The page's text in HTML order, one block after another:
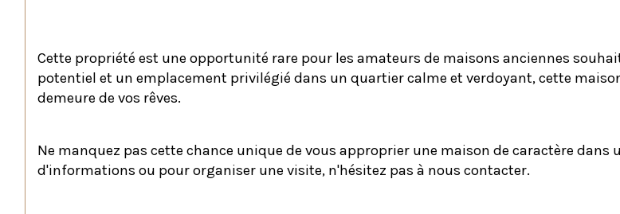
Cette propriété est une opportunité rare pour les amateurs de maisons anciennes
potentiel et un emplacement privilégié dans un quartier calme et verdoyant, cette
demeure de vos rêves.
Ne manquez pas cette chance unique de vous approprier une maison de caractère
d'informations ou pour organiser une visite, n'hésitez pas à nous contacter.